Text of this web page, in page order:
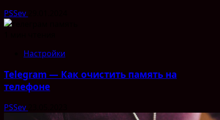
PSSev
Настройки
Telegram — Как очистить память на
телефоне
PSSev